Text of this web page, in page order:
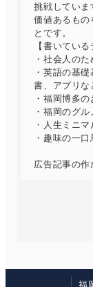
挑戦していま
価値あるもの
とです。
【書いている
・社会人の
・英語の基
書、アプリな
・福岡博多
・福岡のグ
・人生ミニ
・趣味の一口
広告記事の作
福